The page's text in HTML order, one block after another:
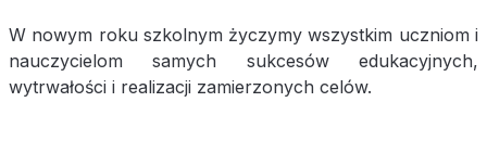
W nowym roku szkolnym życzymy wszystkim uczniom i
nauczycielom samych sukcesów edukacyjnych,
wytrwałości i realizacji zamierzonych celów.